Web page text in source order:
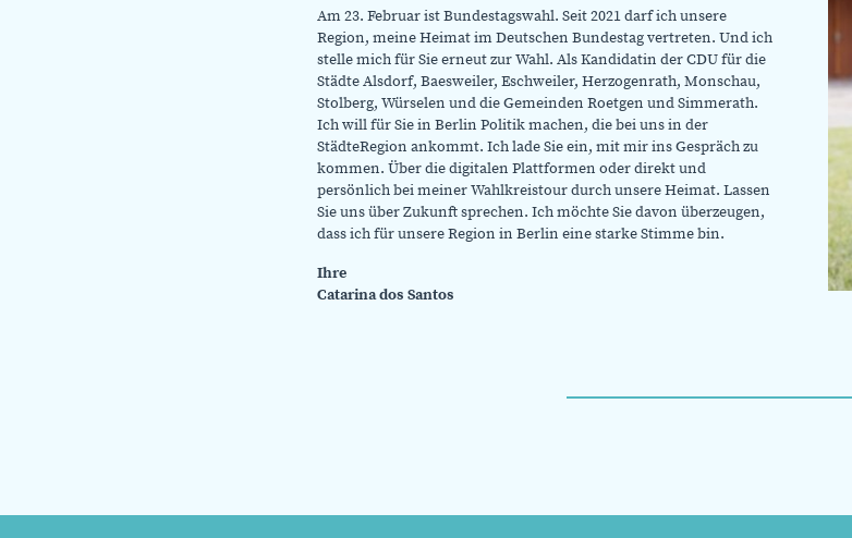
Am 23. Februar ist Bundestagswahl. Seit 2021 darf ich unsere
Region, meine Heimat im Deutschen Bundestag vertreten. Und ich
stelle mich für Sie erneut zur Wahl. Als Kandidatin der CDU für die
Städte Alsdorf, Baesweiler, Eschweiler, Herzogenrath, Monschau,
Stolberg, Würselen und die Gemeinden Roetgen und Simmerath.
Ich will für Sie in Berlin Politik machen, die bei uns in der
StädteRegion ankommt. Ich lade Sie ein, mit mir ins Gespräch zu
kommen. Über die digitalen Plattformen oder direkt und
persönlich bei meiner Wahlkreistour durch unsere Heimat. Lassen
Sie uns über Zukunft sprechen. Ich möchte Sie davon überzeugen,
dass ich für unsere Region in Berlin eine starke Stimme bin.
Ihre
Catarina dos Santos